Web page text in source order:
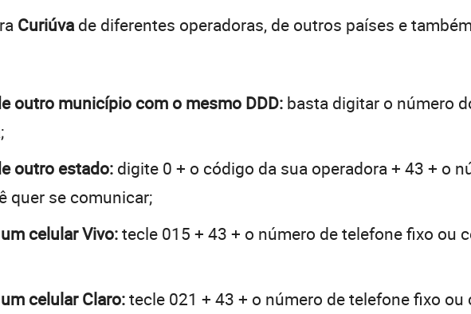
Curiúvade diferentes operadoras, de outros países e
outro município com o mesmo DDD: basta digitar o número
outro estado: digite 0 + o código da sua operadora + 43 + o
quer se comunicar;
celular Vivo:tecle 015 + 43 + o número de telefone fixo ou
celular Claro:tecle 021 + 43 + o número de telefone fixo ou